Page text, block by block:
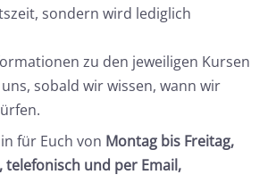
sondern wird lediglich
zu den jeweiligen Kursen
sobald wir wissen, wann wir
für Euch von Montag bis Freitag,
telefonisch und per Email,